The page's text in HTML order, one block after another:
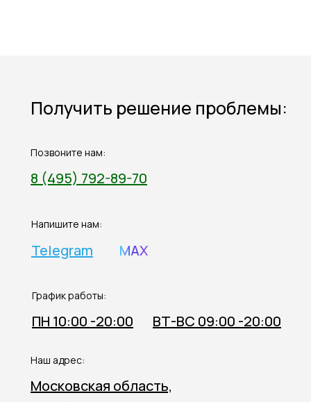
Получить решение проблемы:
Позвоните нам:
8 (495) 792-89-70
Напишите нам:
Telegram MAX
График работы:
ВТ-ВС 09:00 -20:00
ПН 10:00 -20:00
Наш адрес:
Московская область,